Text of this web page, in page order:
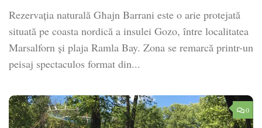
Rezervația naturală Għajn Barrani este o arie protejată
situată pe coasta nordică a insulei Gozo, între localitatea
Marsalforn și plaja Ramla Bay. Zona se remarcă printr-un
peisaj spectaculos format din...
0